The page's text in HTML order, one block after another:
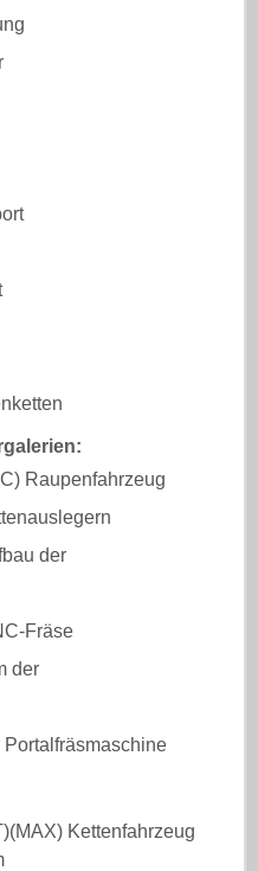
Raupenfahrzeug
der
Fräse
der
Kettenfahrzeug